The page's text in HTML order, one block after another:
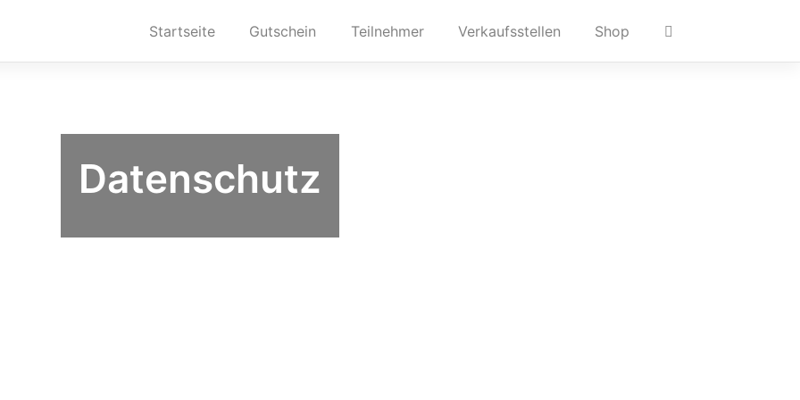
Startseite Gutschein Teilnehmer Verkaufsstellen Shop
Datenschutz